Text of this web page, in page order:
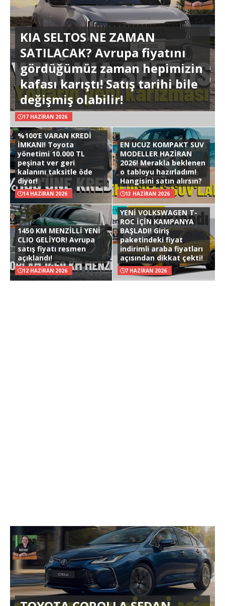
KIA SELTOS NE ZAMAN
SATILACAK? Avrupa fiyatını
gördüğümüz zaman hepimizin
kafası karıştı! Satış tarihi bile
değişmiş olabilir!
17 HAZIRAN 2026
%100’E VARAN KREDİ
İMKANI! Toyota
yönetimi 10.000 TL
peşinat ver geri
kalanını taksitle öde
diyor!
14 HAZIRAN 2026
EN UCUZ KOMPAKT SUV
MODELLER HAZİRAN
2026! Merakla beklenen
o tabloyu hazırladım!
Hangisini satın alırsın?
13 HAZIRAN 2026
1450 KM MENZİLLİ YENİ
CLIO GELİYOR! Avrupa
satış fiyatı resmen
açıklandı!
12 HAZIRAN 2026
YENİ VOLKSWAGEN T-
ROC İÇİN KAMPANYA
BAŞLADI! Giriş
paketindeki fiyat
indirimli araba fiyatları
açısından dikkat çekti!
7 HAZIRAN 2026